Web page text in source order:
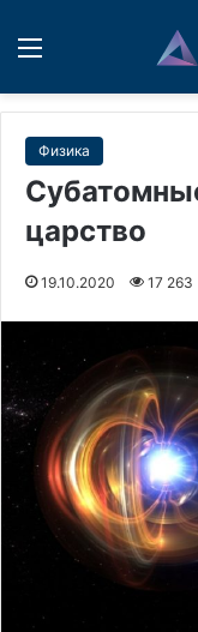
Физика
царство
19.10.2020 17 263